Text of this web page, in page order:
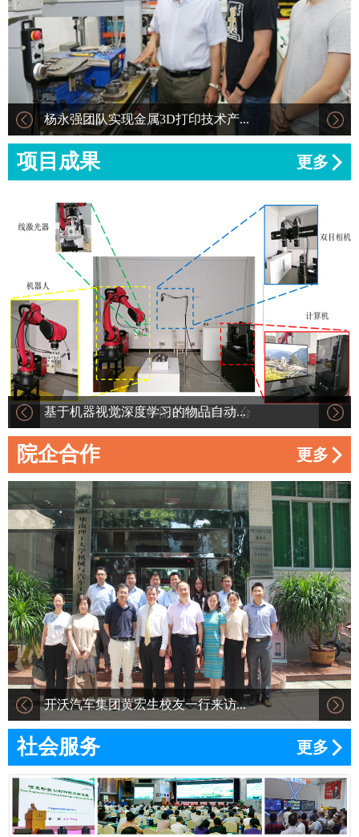
杨永强团队实现金属3D打印技术产...
项目成果 更多
基于机器视觉深度学习的物品自动...
院企合作 更多
开沃汽车集团黄宏生校友一行来访...
社会服务 更多